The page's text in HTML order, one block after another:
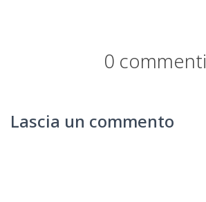
0 commenti
Lascia un commento